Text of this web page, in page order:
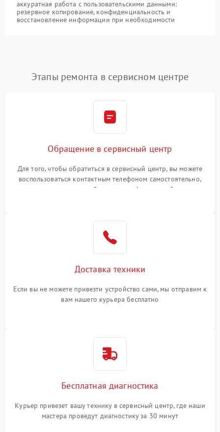
аккуратная работа с пользовательскими данными:
резервное копирование, конфиденциальность и
восстановление информации при необходимости
Этапы ремонта в сервисном центре
Обращение в сервисный центр
Для того, чтобы обратиться в сервисный центр, вы можете
воспользоваться контактным телефоном самостоятельно,
или оставить свой номер телефона на сайте
Доставка техники
Если вы не можете привезти устройство сами, мы отправим к
вам нашего курьера бесплатно
Бесплатная диагностика
Курьер привезет вашу технику в сервисный центр, где наши
мастера проведут диагностику за 30 минут